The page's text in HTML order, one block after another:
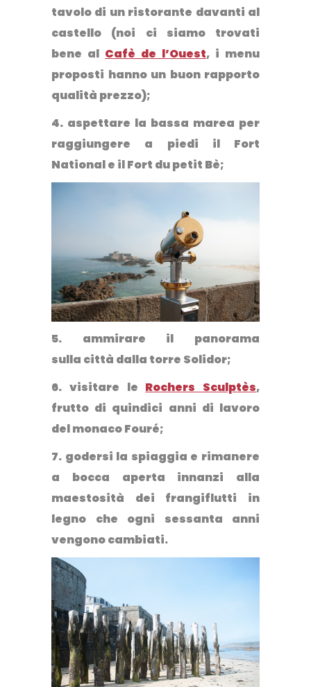
tavolo di un ristorante davanti al
castello (noi ci siamo trovati
bene al Cafè de l’Ouest, i menu
proposti hanno un buon rapporto
qualità prezzo);
4. aspettare la bassa marea per
raggiungere a piedi il Fort
National e il Fort du petit Bè;
5. ammirare il panorama
sulla città dalla torre Solidor;
6. visitare le Rochers Sculptès,
frutto di quindici anni di lavoro
del monaco Fouré;
7. godersi la spiaggia e rimanere
a bocca aperta innanzi alla
maestosità dei frangiflutti in
legno che ogni sessanta anni
vengono cambiati.